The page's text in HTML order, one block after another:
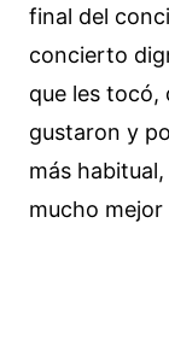
final del
concierto
que les tocó,
gustaron y
más
mucho